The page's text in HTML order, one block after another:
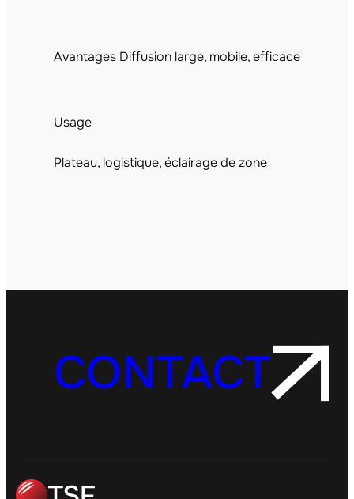
Avantages Diffusion large, mobile, efficace
Usage
Plateau, logistique, éclairage de zone
CONTACT